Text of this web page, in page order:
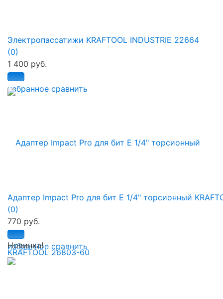
избранное сравнить
Электропассатижи KRAFTOOL INDUSTRIE 22664
(0)
1 400 руб.
избранное сравнить
Адаптер Impact Pro для бит E 1/4" торсионный
(0)
770 руб.
Новинка!